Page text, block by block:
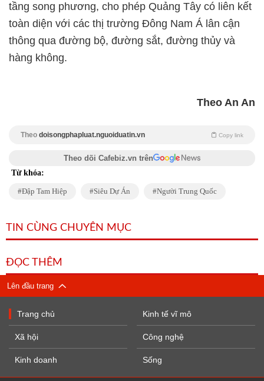
tầng song phương, cho phép Quảng Tây có liên kết
toàn diện với các thị trường Đông Nam Á lân cận
thông qua đường bộ, đường sắt, đường thủy và
hàng không.
Theo An An
Theo doisongphapluat.nguoiduatin.vn Copy link
Theo dõi Cafebiz.vn trên
Từ khóa:
Đập Tam Hiệp Siêu Dự Án Người Trung Quốc
TIN CÙNG CHUYÊN MỤC
ĐỌC THÊM
Lên đầu trang
Trang chủ
Xã hội
Kinh doanh
Kinh tế vĩ mô
Công nghệ
Sống